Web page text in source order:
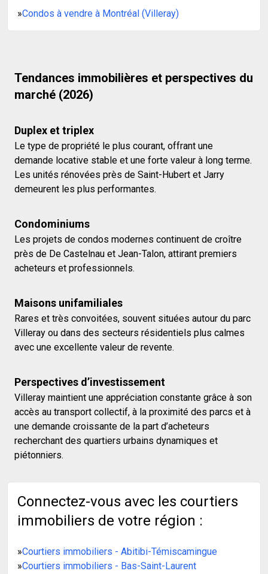
»Condos à vendre à Montréal (Villeray)
Tendances immobilières et perspectives du
marché (2026)
Duplex et triplex
Le type de propriété le plus courant, offrant une
demande locative stable et une forte valeur à long terme.
Les unités rénovées près de Saint-Hubert et Jarry
demeurent les plus performantes.
Condominiums
Les projets de condos modernes continuent de croître
près de De Castelnau et Jean-Talon, attirant premiers
acheteurs et professionnels.
Maisons unifamiliales
Rares et très convoitées, souvent situées autour du parc
Villeray ou dans des secteurs résidentiels plus calmes
avec une excellente valeur de revente.
Perspectives d’investissement
Villeray maintient une appréciation constante grâce à son
accès au transport collectif, à la proximité des parcs et à
une demande croissante de la part d’acheteurs
recherchant des quartiers urbains dynamiques et
piétonniers.
Connectez-vous avec les courtiers
immobiliers de votre région :
»Courtiers immobiliers - Abitibi-Témiscamingue
»Courtiers immobiliers - Bas-Saint-Laurent